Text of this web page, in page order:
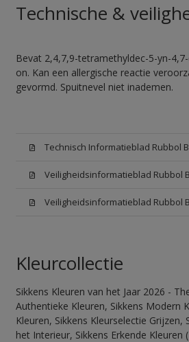
Technische &
Bevat 2,4,7,9-tetramethyldec-5-yn-
on. Kan een allergische reactie
gevormd. Spuitnevel niet inademen.
Technisch Informatieblad Rubbol
Veiligheidsinformatieblad Rubbol
Veiligheidsinformatieblad Rubbol
Kleurcollectie
Sikkens Kleuren van het Jaar 2026 -
Authentieke Kleuren, Sikkens Modern
Kleuren, Sikkens Kleurselectie
het Interieur, Sikkens Erkende Kleuren